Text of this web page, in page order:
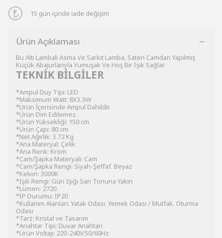
15 gün içinde iade değişim
Ürün Açıklaması
Bu Altı Lambalı Asma Ve Sarkıt Lamba, Saten Camdan Yapılmış
Küçük Abajurlarıyla Yumuşak Ve Hoş Bir Işık Sağlar.
TEKNİK BİLGİLER
*Ampul Duy Tipi: LED
*Maksimum Watt: 8X3.3W
*Ürün İçerisinde Ampul Dahildir.
*Ürün Dim Edilemez.
*Ürün Yüksekliği: 150 cm
*Ürün Çapı: 80 cm
*Net Ağırlık: 3.72 Kg
*Ana Materyal: Çelik
*Ana Renk: Krom
*Cam/Şapka Materyali: Cam
*Cam/Şapka Rengi: Siyah-Şeffaf. Beyaz
*Kelvın: 3000K
*Işık Rengi: Gün Işığı Sarı Tonuna Yakın
*Lümen: 2720
*IP Durumu: IP20
*Kullanım Alanları: Yatak Odası. Yemek Odası / Mutfak. Oturma
Odası
*Tarz: Kristal ve Tasarım
*Anahtar Tipi: Duvar Anahtarı
*Ürün Voltajı: 220-240V.50/60Hz